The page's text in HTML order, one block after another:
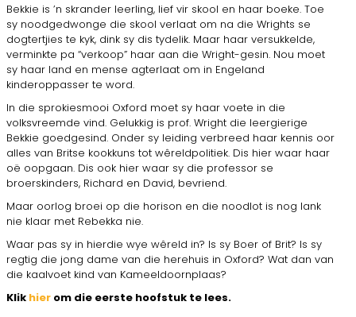
Bekkie is ’n skrander leerling, lief vir skool en haar boeke. Toe
sy noodgedwonge die skool verlaat om na die Wrights se
dogtertjies te kyk, dink sy dis tydelik. Maar haar versukkelde,
verminkte pa “verkoop” haar aan die Wright-gesin. Nou moet
sy haar land en mense agterlaat om in Engeland
kinderoppasser te word.
In die sprokiesmooi Oxford moet sy haar voete in die
volksvreemde vind. Gelukkig is prof. Wright die leergierige
Bekkie goedgesind. Onder sy leiding verbreed haar kennis oor
alles van Britse kookkuns tot wêreldpolitiek. Dis hier waar haar
oë oopgaan. Dis ook hier waar sy die professor se
broerskinders, Richard en David, bevriend.
Maar oorlog broei op die horison en die noodlot is nog lank
nie klaar met Rebekka nie.
Waar pas sy in hierdie wye wêreld in? Is sy Boer of Brit? Is sy
regtig die jong dame van die herehuis in Oxford? Wat dan van
die kaalvoet kind van Kameeldoornplaas?
Klik hier om die eerste hoofstuk te lees.